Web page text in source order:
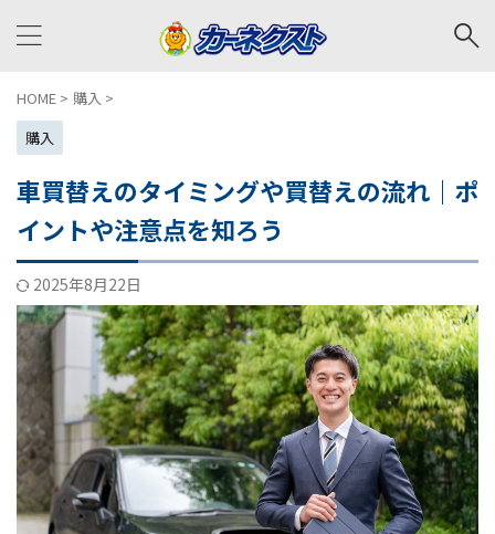
HOME > 購入 >
購入
車買替えのタイミングや買替えの流れ｜ポ
イントや注意点を知ろう
2025年8月22日